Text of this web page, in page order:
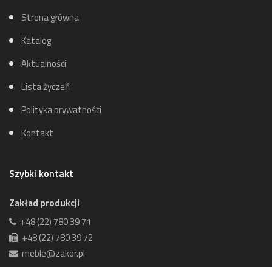
Strona główna
Katalog
Aktualności
Lista życzeń
Polityka prywatności
Kontakt
Szybki kontakt
Zakład produkcji
+48 (22) 780 39 71
+48 (22) 780 39 72
meble@zakor.pl